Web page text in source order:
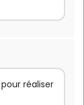
réaliser